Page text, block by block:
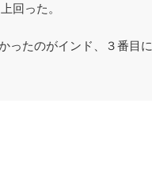
回った。
ったのがインド、３番目